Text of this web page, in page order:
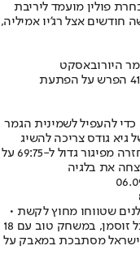
פולין מועמד ליריבת
חודשים אצל רג'יו אמיליה,
משחק ענק של הצרפתים סידר להם ניצחון ב-41 הפרש על הפתעת
להעפיל לשמינית הגמר
של גיא גודס צריכה להשיג
ניצחון אחד כדי לעלות לשמינית הגמר • פולין חזרה מפיגור גדול ל-69:75 על
את בלגיה
שטווחו מחוץ לקשת •
דני אבדיה לא הופיע וסיים עם 3 נק' בלבד • יובל זוסמן, במשחק טוב עם 18
ישראל מסתבכת במאבק על